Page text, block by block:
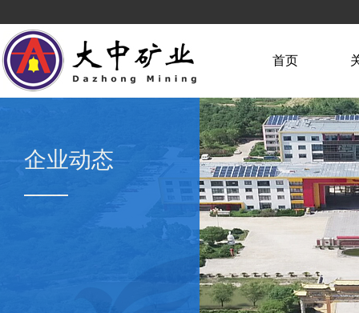
首页
企业动态